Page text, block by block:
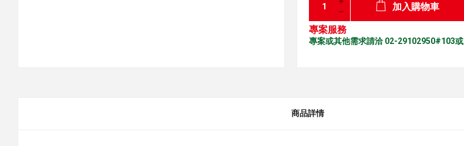
加入購物車
專案服務
專案或其他需求請洽 02-29102950#103或
商品詳情